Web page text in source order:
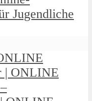
Jugendliche
| ONLINE